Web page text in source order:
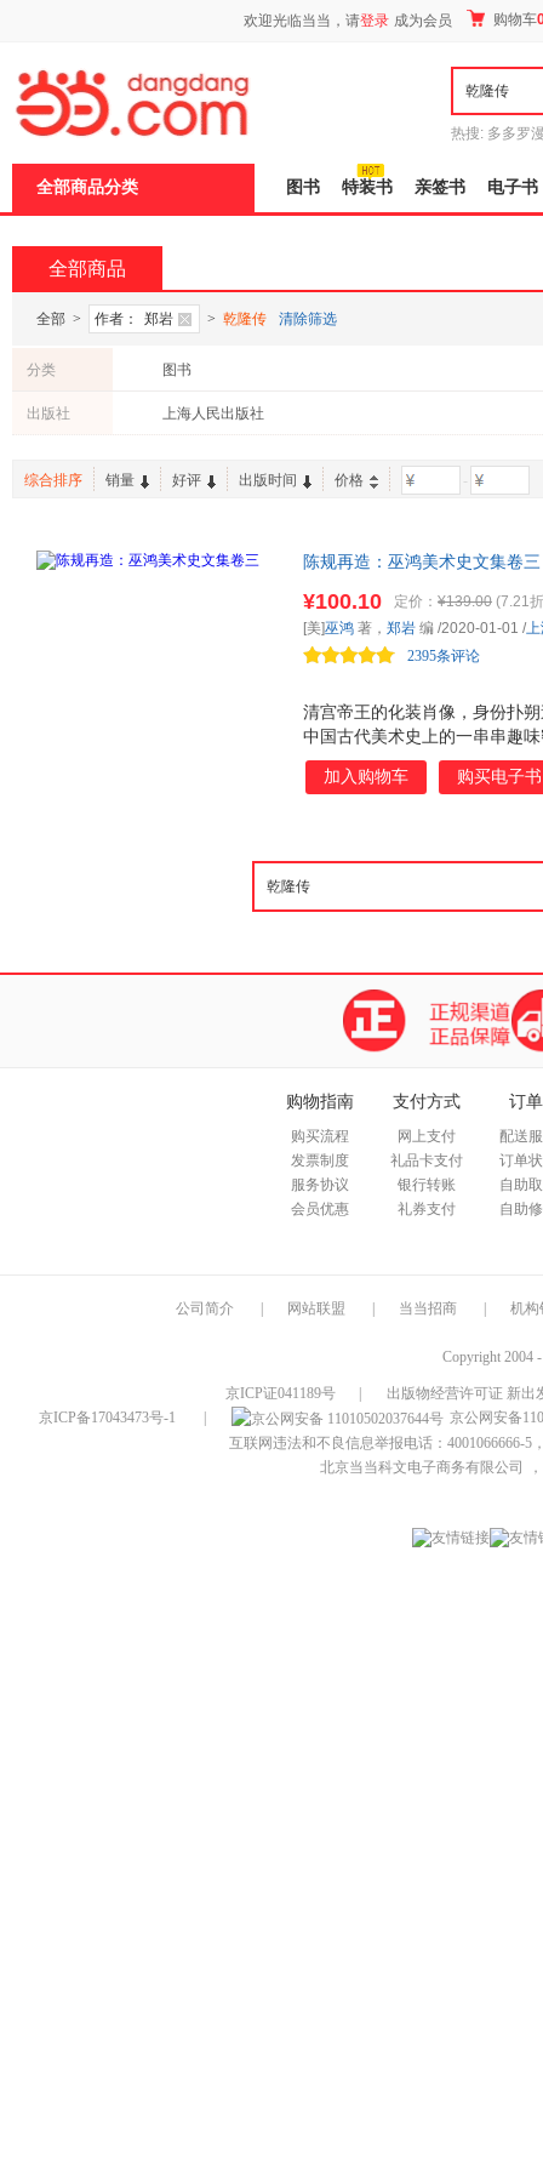
欢迎光临当当，请登录 成为会员 购物车
热搜: 多多罗
全部商品分类 图书 特装书 亲签书 电子书
全部商品
全部 > 作者： 郑岩 > 乾隆传 清除筛选
分类 图书
出版社 上海人民出版社
综合排序 销量 好评 出版时间 价格 -
陈规再造：巫鸿美术史文集卷
楼梦》，探索中国传统艺术里
物馆“画屏”展览的先声
清宫帝王的化装肖像，身份扑
中国古代美术史上的一串串趣
传统艺术注重程式，充满 陈规
表现，然而，相似的图像在不
¥100.10 定价： ¥139.00 (7.21
2395条评论
[美]巫鸿 著， 郑岩 编 /2020-01-01 /
加入购物车 购买电子书
页
加
购物指南
购买流程
发票制度
服务协议
会员优惠
支付方式
网上支付
礼品卡支付
银行转账
礼券支付
订
配送
订单
自助
自助
公司简介 网站联盟 当当招商 机构
Copyright 2004
京ICP证041189号
出版物经营许可证 新出
京ICP备17043473号-1
京公网安备
互联网违法和不良信息举报电话：4001066666-5
北京当当科文电子商务有限公司